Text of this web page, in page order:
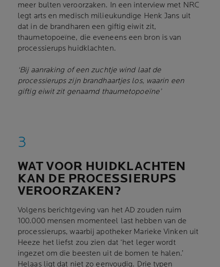
meer bulten veroorzaken. In een interview met NRC
legt arts en medisch milieukundige Henk Jans uit
dat in de brandharen een giftig eiwit zit,
thaumetopoeïne, die eveneens een bron is van
processierups huidklachten.
‘Bij aanraking of een zuchtje wind laat de
processierups zijn brandhaartjes los, waarin een
giftig eiwit zit genaamd thaumetopoeïne’
WAT VOOR HUIDKLACHTEN
KAN DE PROCESSIERUPS
VEROORZAKEN?
Volgens berichtgeving van het AD zouden ruim
100.000 mensen momenteel last hebben van de
processierups, waarbij apotheker Marieke Vinken uit
Heeze het liefst zou zien dat ‘het leger wordt
ingezet om die beesten uit de bomen te halen.’
Helaas ligt dat niet zo eenvoudig. Drie typen